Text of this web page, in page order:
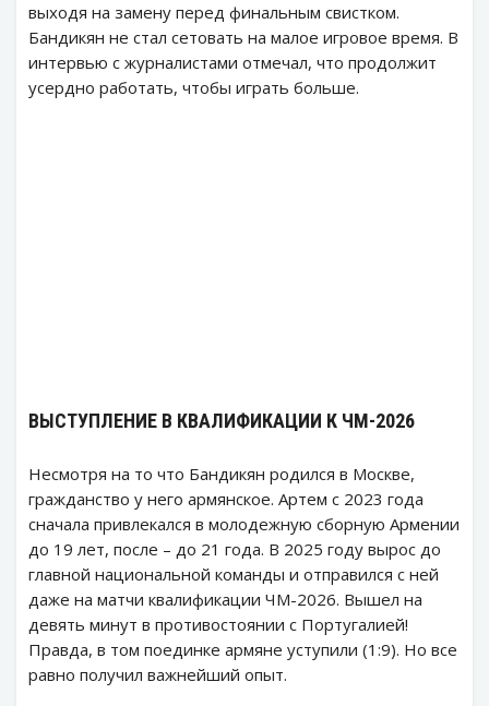
выходя на замену перед финальным свистком.
Бандикян не стал сетовать на малое игровое время. В
интервью с журналистами отмечал, что продолжит
усердно работать, чтобы играть больше.
ВЫСТУПЛЕНИЕ В КВАЛИФИКАЦИИ К ЧМ-2026
Несмотря на то что Бандикян родился в Москве,
гражданство у него армянское. Артем с 2023 года
сначала привлекался в молодежную сборную Армении
до 19 лет, после – до 21 года. В 2025 году вырос до
главной национальной команды и отправился с ней
даже на матчи квалификации ЧМ-2026. Вышел на
девять минут в противостоянии с Португалией!
Правда, в том поединке армяне уступили (1:9). Но все
равно получил важнейший опыт.